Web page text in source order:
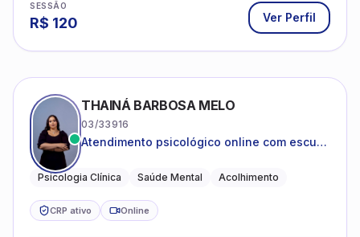
SESSÃO
R$ 120 Ver Perfil
THAINÁ BARBOSA MELO
03/33916
Atendimento psicológico online com escuta
emocional
Psicologia Clínica Saúde Mental Acolhimento
CRP ativo Online